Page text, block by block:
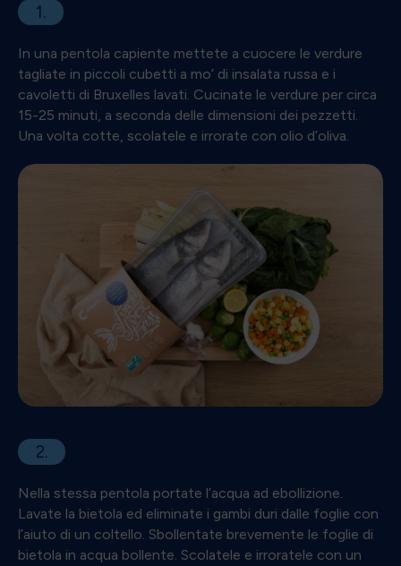
1.
In una pentola capiente mettete a cuocere le verdure
tagliate in piccoli cubetti a mo’ di insalata russa e i
cavoletti di Bruxelles lavati. Cucinate le verdure per circa
15-25 minuti, a seconda delle dimensioni dei pezzetti.
Una volta cotte, scolatele e irrorate con olio d’oliva.
2.
Nella stessa pentola portate l’acqua ad ebollizione.
Lavate la bietola ed eliminate i gambi duri dalle foglie con
l’aiuto di un coltello. Sbollentate brevemente le foglie di
bietola in acqua bollente. Scolatele e irroratele con un